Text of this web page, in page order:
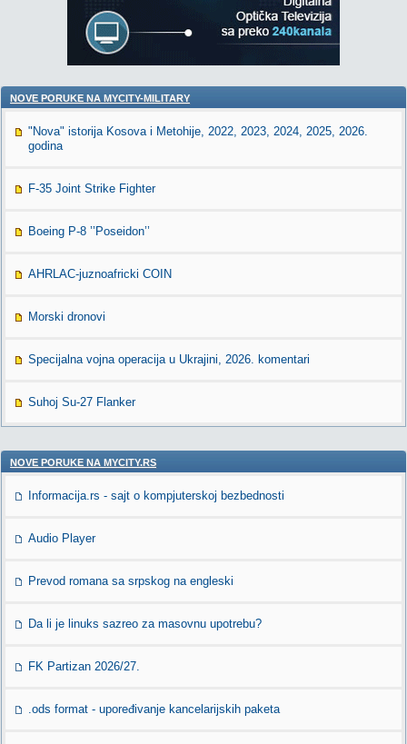
NOVE PORUKE NA MYCITY-MILITARY
"Nova" istorija Kosova i Metohije, 2022, 2023, 2024, 2025, 2026.
godina
F-35 Joint Strike Fighter
Boeing P-8 ’’Poseidon’’
AHRLAC-juznoafricki COIN
Morski dronovi
Specijalna vojna operacija u Ukrajini, 2026. komentari
Suhoj Su-27 Flanker
NOVE PORUKE NA MYCITY.RS
Informacija.rs - sajt o kompjuterskoj bezbednosti
Audio Player
Prevod romana sa srpskog na engleski
Da li je linuks sazreo za masovnu upotrebu?
FK Partizan 2026/27.
.ods format - upoređivanje kancelarijskih paketa